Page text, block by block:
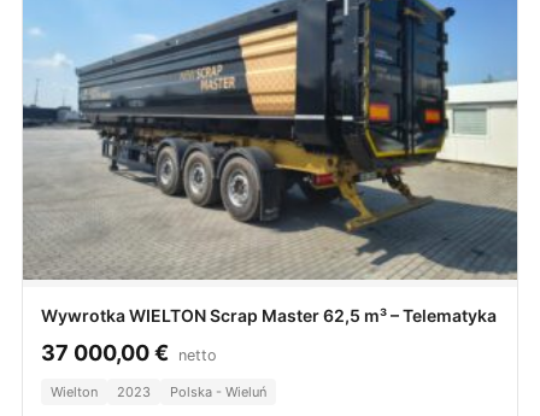
Wywrotka WIELTON Scrap Master 62,5 m³ – Telematyka
37 000,00€ netto
Wielton 2023 Polska - Wieluń